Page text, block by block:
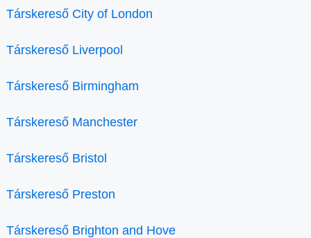
Társkereső City of London
Társkereső Liverpool
Társkereső Birmingham
Társkereső Manchester
Társkereső Bristol
Társkereső Preston
Társkereső Brighton and Hove